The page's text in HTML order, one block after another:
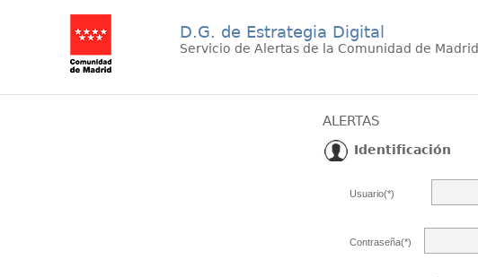
D.G. de Estrategia Digital
Servicio de Alertas de la Comunidad de Madrid
ALERTAS
Identificación
Usuario(*)
Contraseña(*)